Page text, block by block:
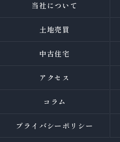
当社について
土地売買
中古住宅
アクセス
コラム
プライバシーポリシー